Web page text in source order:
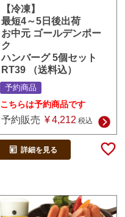
【冷凍】
最短4～5日後出荷
お中元 ゴールデンポー
ク
ハンバーグ 5個セット
RT39 （送料込）
予約商品
こちらは予約商品です
予約販売 ¥4,212 税込
詳細を見る